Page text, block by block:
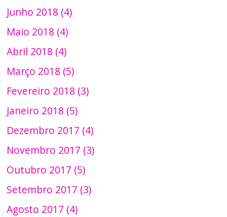
Junho 2018 (4)
Maio 2018 (4)
Abril 2018 (4)
Março 2018 (5)
Fevereiro 2018 (3)
Janeiro 2018 (5)
Dezembro 2017 (4)
Novembro 2017 (3)
Outubro 2017 (5)
Setembro 2017 (3)
Agosto 2017 (4)